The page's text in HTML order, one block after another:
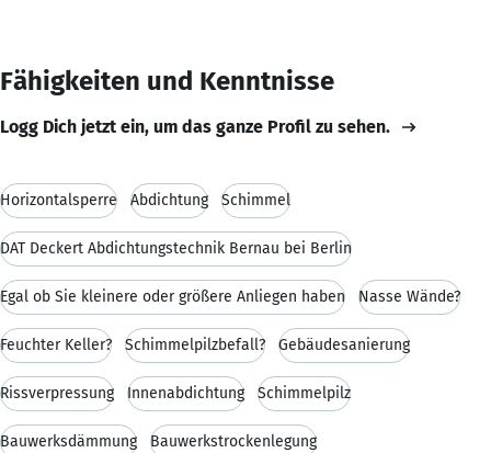
Fähigkeiten und Kenntnisse
Logg Dich jetzt ein, um das ganze Profil zu sehen.
Horizontalsperre Abdichtung Schimmel
DAT Deckert Abdichtungstechnik Bernau bei Berlin
Egal ob Sie kleinere oder größere Anliegen haben Nasse Wände?
Feuchter Keller? Schimmelpilzbefall? Gebäudesanierung
Rissverpressung Innenabdichtung Schimmelpilz
Bauwerksdämmung Bauwerkstrockenlegung